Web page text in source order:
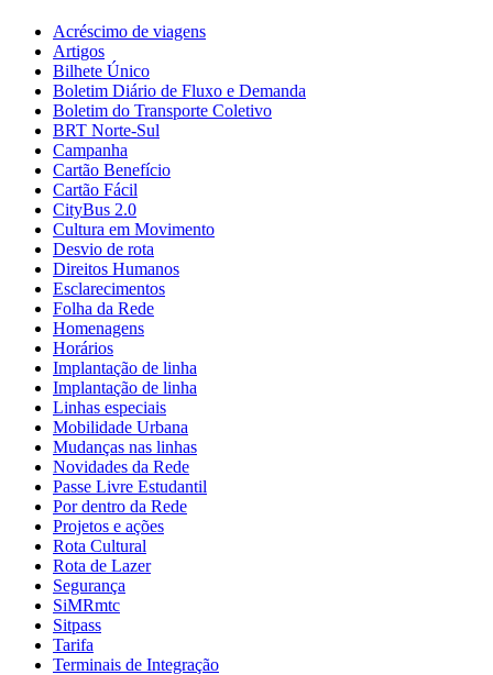
Acréscimo de viagens
Artigos
Bilhete Único
Boletim Diário de Fluxo e Demanda
Boletim do Transporte Coletivo
BRT Norte-Sul
Campanha
Cartão Benefício
Cartão Fácil
CityBus 2.0
Cultura em Movimento
Desvio de rota
Direitos Humanos
Esclarecimentos
Folha da Rede
Homenagens
Horários
Implantação de linha
Implantação de linha
Linhas especiais
Mobilidade Urbana
Mudanças nas linhas
Novidades da Rede
Passe Livre Estudantil
Por dentro da Rede
Projetos e ações
Rota Cultural
Rota de Lazer
Segurança
SiMRmtc
Sitpass
Tarifa
Terminais de Integração